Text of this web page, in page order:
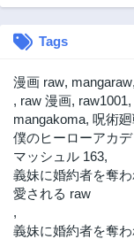
第26.1話
第25.2話
2年前
第25話
2年前
第24.2話
2年前
第24話
Tags
漫画 raw, mangaraw,
, raw 漫画, raw1001,
mangakoma, 呪術
僕のヒーローアカ
マッシュル 163,
義妹に婚約者を奪
愛される raw
,
義妹に婚約者を奪